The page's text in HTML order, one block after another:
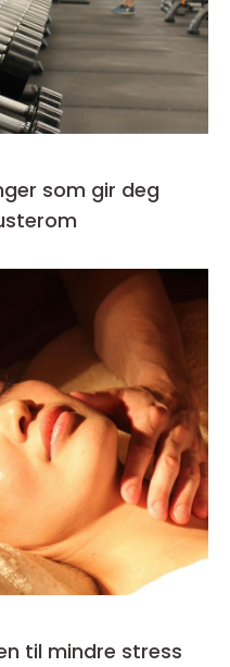
som gir deg
til mindre stress